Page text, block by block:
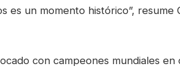
es un momento histórico”,
con campeones mundiales